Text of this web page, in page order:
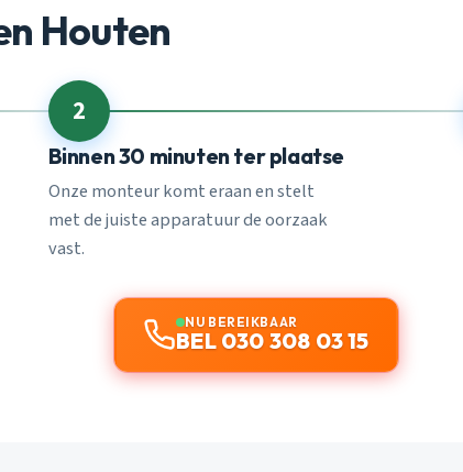
Houten
2
Binnen 30 minuten ter plaatse
Onze monteur komt eraan en stelt
met de juiste apparatuur de oorzaak
vast.
NU BEREIKBAAR
BEL 030 308 03 15